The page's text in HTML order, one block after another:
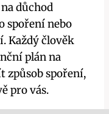
důchod
spoření nebo
Každý člověk
plán na
způsob spoření,
pro vás.